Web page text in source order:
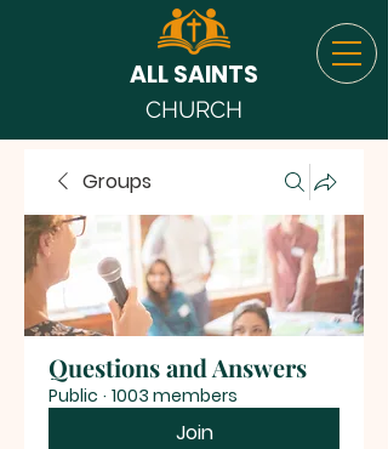
ALL SAINTS
CHURCH
Groups
Questions and Answers
Public · 1003 members
Join